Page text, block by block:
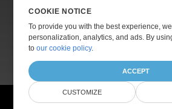
Websites
About
© Aspose Pty Ltd 2001-2026.
COOKIE NOTICE
To provide you with the best experience,
personalization, analytics, and ads. By
toour cookie policy.
ACCEPT
CUSTOMIZE